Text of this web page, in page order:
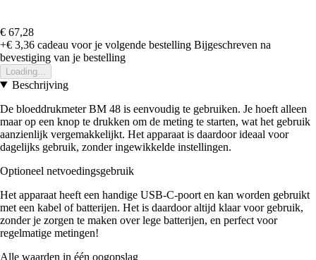
€ 67,28
+€ 3,36 cadeau voor je volgende bestelling Bijgeschreven na
bevestiging van je bestelling
Loading...
Beschrijving
De bloeddrukmeter BM 48 is eenvoudig te gebruiken. Je hoeft alleen
maar op een knop te drukken om de meting te starten, wat het gebruik
aanzienlijk vergemakkelijkt. Het apparaat is daardoor ideaal voor
dagelijks gebruik, zonder ingewikkelde instellingen.
Optioneel netvoedingsgebruik
Het apparaat heeft een handige USB-C-poort en kan worden gebruikt
met een kabel of batterijen. Het is daardoor altijd klaar voor gebruik,
zonder je zorgen te maken over lege batterijen, en perfect voor
regelmatige metingen!
Alle waarden in één oogopslag